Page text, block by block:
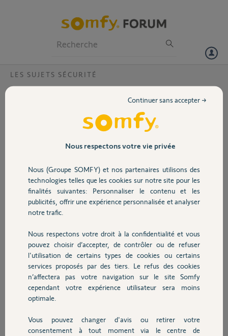
Volet
Sécurité
Domotique
Chauffage
Autres produits
Devis avec un pro
LES SUJETS SÉCURITÉ
durée de garantie detecteur de mouvement
Suite à des déclenchements intempestifs de + en + fréquent sur un
détecteur de mouvement , j'ai voulu changer les piles d 'origine .
me résoudre à ne pas l'activer .
J'ai ma centrale depuis mars 2015 , ce détecteur est il sous garantie ?
le 2eme detecteur fonctionne bien , je lui ai changé les piles aussi.
Cordialement.
Participer au fil de discussion
Réponses
Bonjour,
Ce détecteur est garanti 5 ans.
Nous respectons votre vie privée
Nous (Groupe SOMFY) et nos partenaires utilisons des
technologies telles que les cookies sur notre site pour les
finalités suivantes: Personnaliser le contenu et les
publicités, offrir une expérience personnalisée et analyser
notre trafic.
Nous respectons votre droit à la confidentialité et vous
pouvez choisir d’accepter, de contrôler ou de refuser
l'utilisation de certains types de cookies ou certains
services proposés par des tiers. Le refus des cookies
n’affectera pas votre navigation sur le site Somfy
cependant votre expérience utilisateur sera moins
optimale.
Vous pouvez changer d'avis ou retirer votre
consentement à tout moment via le centre de
Continuer sans accepter →